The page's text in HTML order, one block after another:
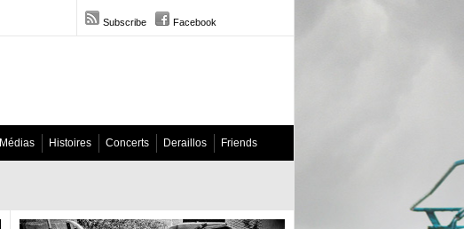
Subscribe Facebook
Médias Histoires Concerts Deraillos Friends